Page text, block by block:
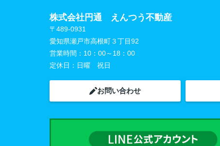
株式会社円通 えんつう不動産
〒489-0931
愛知県瀬戸市高根町３丁目92
営業時間： 10：00～18：00
定休日： 日曜 祝日
お問い合わせ